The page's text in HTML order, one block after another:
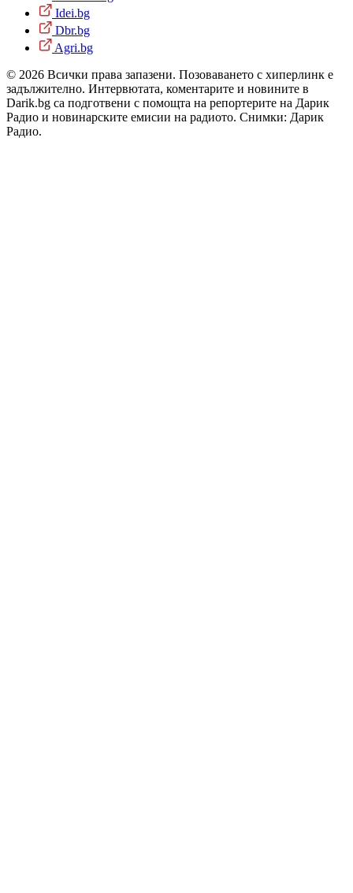
Idei.bg
Dbr.bg
Agri.bg
© 2026 Всички права запазени. Позоваването с хиперлинк е
задължително. Интервютата, коментарите и новините в
Darik.bg са подготвени с помощта на репортерите на Дарик
Радио и новинарските емисии на радиото. Снимки: Дарик
Радио.